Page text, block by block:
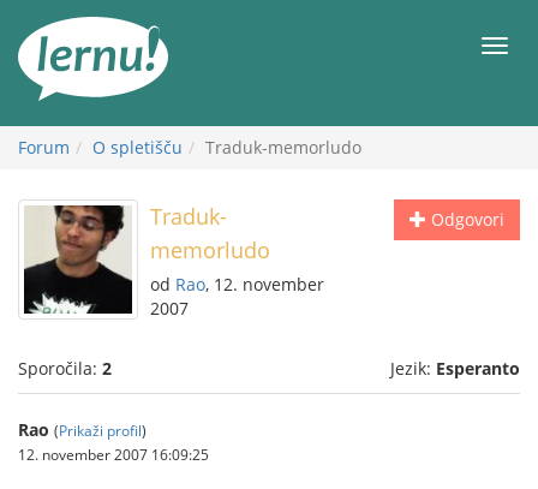
vsebini
Meni
Forum O spletišču Traduk-memorludo
Odgovori
Traduk-
memorludo
od Rao, 12. november
2007
Sporočila: 2 Jezik: Esperanto
Rao (Prikaži profil)
12. november 2007 16:09:25